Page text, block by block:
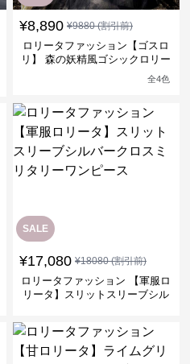
¥8,890 ¥9880(割引前)
ロリータファッション【ゴスロ
リ】 森の妖精風ゴシックロリー
全4色
SALE
¥17,080 ¥18080(割引前)
ロリータファッション 【軍服ロ
リータ】スリットスリーブシル